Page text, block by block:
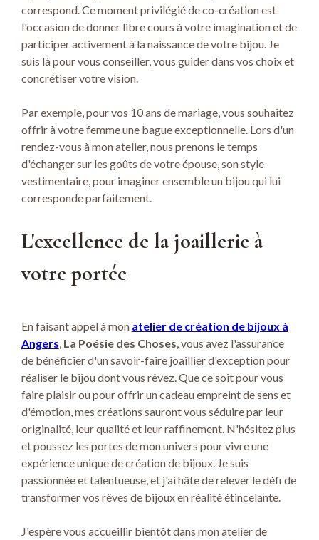
correspond. Ce moment privilégié de co-création est
l'occasion de donner libre cours à votre imagination et de
participer activement à la naissance de votre bijou. Je
suis là pour vous conseiller, vous guider dans vos choix et
concrétiser votre vision.
Par exemple, pour vos 10 ans de mariage, vous souhaitez
offrir à votre femme une bague exceptionnelle. Lors d'un
rendez-vous à mon atelier, nous prenons le temps
d'échanger sur les goûts de votre épouse, son style
vestimentaire, pour imaginer ensemble un bijou qui lui
corresponde parfaitement.
L'excellence de la joaillerie à
votre portée
En faisant appel à mon atelier de création de bijoux à
Angers, La Poésie des Choses, vous avez l'assurance
de bénéficier d'un savoir-faire joaillier d'exception pour
réaliser le bijou dont vous rêvez. Que ce soit pour vous
faire plaisir ou pour offrir un cadeau empreint de sens et
d'émotion, mes créations sauront vous séduire par leur
originalité, leur qualité et leur raffinement. N'hésitez plus
et poussez les portes de mon univers pour vivre une
expérience unique de création de bijoux. Je suis
passionnée et talentueuse, et j'ai hâte de relever le défi de
transformer vos rêves de bijoux en réalité étincelante.
J'espère vous accueillir bientôt dans mon atelier de